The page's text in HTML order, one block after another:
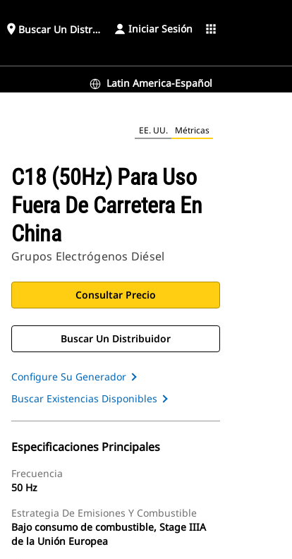
place Buscar Un Distribuidor Iniciar Sesión apps
Latin America-Español
EE. UU. Métricas
C18 (50Hz) Para Uso
Fuera De Carretera En
China
Grupos Electrógenos Diésel
Consultar Precio
Buscar Un Distribuidor
Configure Su Generador
Buscar Existencias Disponibles
Especificaciones Principales
Frecuencia
50 Hz
Estrategia De Emisiones Y Combustible
Bajo consumo de combustible, Stage IIIA
de la Unión Europea